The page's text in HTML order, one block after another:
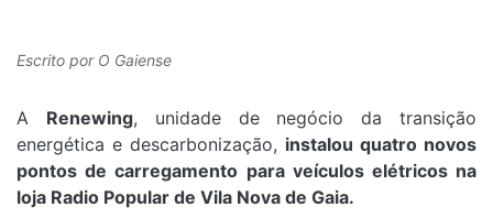
Escrito por O Gaiense
A Renewing, unidade de negócio da transição
energética e descarbonização, instalou quatro novos
pontos de carregamento para veículos elétricos na
loja Radio Popular de Vila Nova de Gaia.